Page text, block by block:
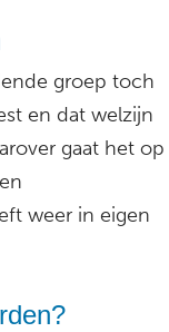
groep toch
en dat welzijn
gaat het op
weer in eigen